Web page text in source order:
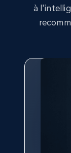
Google
URL,
Google
web using
à